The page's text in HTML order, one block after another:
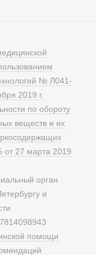
№ Л041-
2019 г.
по обороту
веществ и их
27 марта 2019
орган
и
помощи